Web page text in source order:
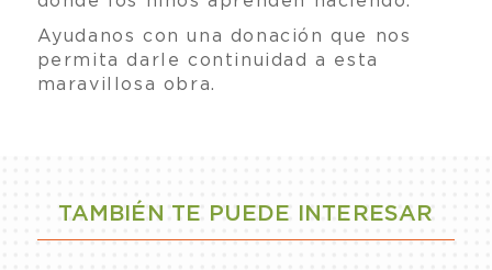
Ayudanos con una donación que nos
permita darle continuidad a esta
maravillosa obra.
TAMBIÉN TE PUEDE INTERESAR